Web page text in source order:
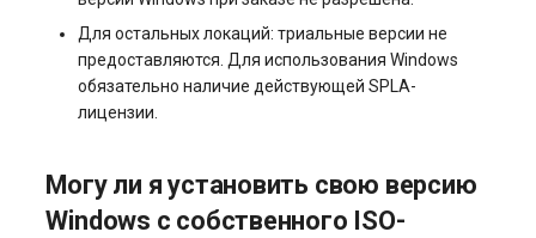
Для остальных локаций: триальные версии не
предоставляются. Для использования Windows
обязательно наличие действующей SPLA-
лицензии.
Могу ли я установить свою версию
Windows с собственного ISO-